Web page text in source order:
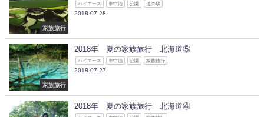
家族旅行
ハイエース 車中泊 公園 道の駅
2018.07.28
家族旅行
2018年 夏の家族旅行 北海道⑤
ハイエース 車中泊 公園 家族旅行
2018.07.27
2018年 夏の家族旅行 北海道④